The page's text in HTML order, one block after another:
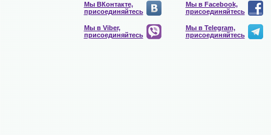
Мы ВКонтакте,
присоединяйтесь
Мы в Facebook,
присоединяйтесь
Мы в Viber,
присоединяйтесь
Мы в Telegram,
присоединяйтесь